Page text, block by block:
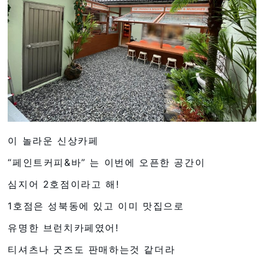
이 놀라운 신상카페
“페인트커피&바” 는 이번에 오픈한 공간이
심지어 2호점이라고 해!
1호점은 성북동에 있고 이미 맛집으로
유명한 브런치카페였어!
티셔츠나 굿즈도 판매하는것 같더라